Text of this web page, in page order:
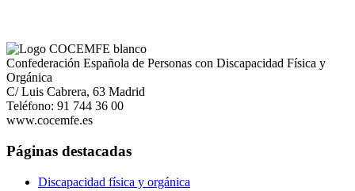
Confederación Española de Personas con Discapacidad Física y
Orgánica
C/ Luis Cabrera, 63 Madrid
Teléfono: 91 744 36 00
www.cocemfe.es
Páginas destacadas
Discapacidad física y orgánica